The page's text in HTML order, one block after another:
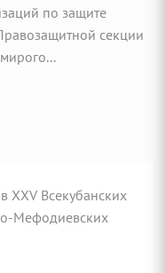
по защите
секции